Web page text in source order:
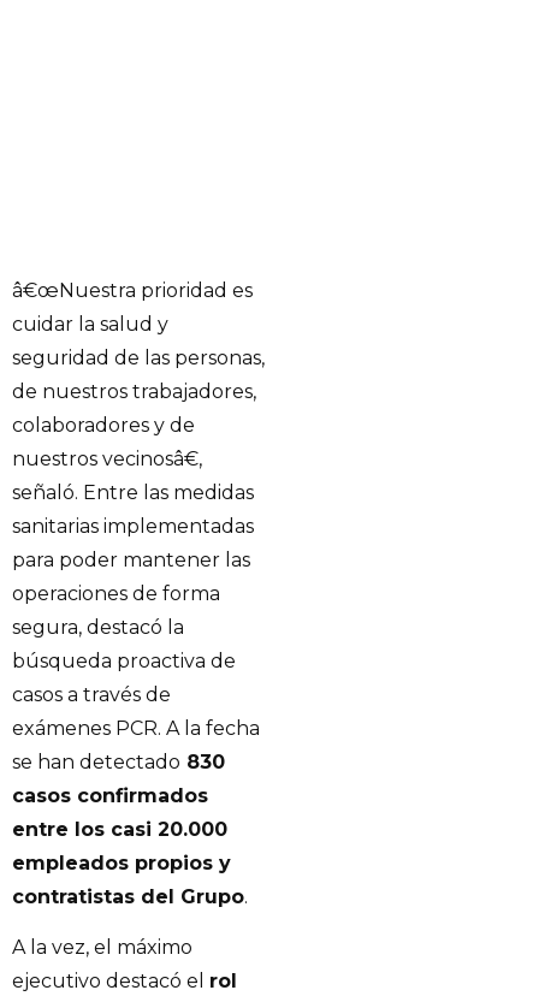
â€œNuestra prioridad es
cuidar la salud y
seguridad de las personas,
de nuestros trabajadores,
colaboradores y de
nuestros vecinosâ€,
señaló. Entre las medidas
sanitarias implementadas
para poder mantener las
operaciones de forma
segura, destacó la
búsqueda proactiva de
casos a través de
exámenes PCR. A la fecha
se han detectado 830
casos confirmados
entre los casi 20.000
empleados propios y
contratistas del Grupo.
A la vez, el máximo
ejecutivo destacó el rol